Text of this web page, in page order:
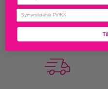
Tarkista saatavuus muissa
birthday